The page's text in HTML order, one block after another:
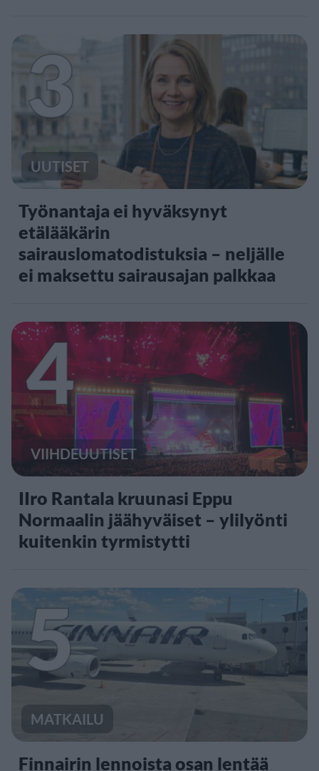
3
UUTISET
Työnantaja ei hyväksynyt
etälääkärin
sairauslomatodistuksia – neljälle
ei maksettu sairausajan palkkaa
4
VIIHDEUUTISET
IIro Rantala kruunasi Eppu
Normaalin jäähyväiset – ylilyönti
kuitenkin tyrmistytti
5
MATKAILU
Finnairin lennoista osan lentää